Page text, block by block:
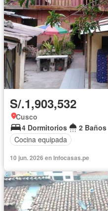
S/.1,903,532
Cusco
4 Dormitorios
2 Baños
Cocina equipada
10 jun. 2026 en Infocasas.pe